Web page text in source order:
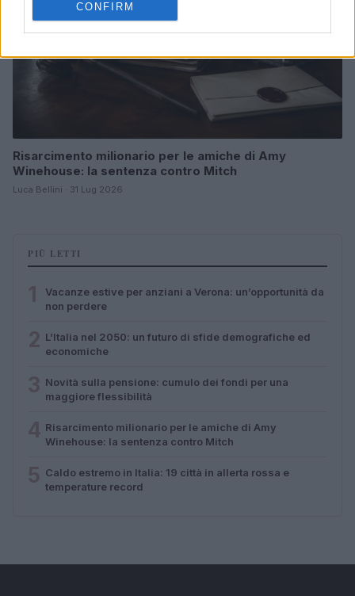
CONFIRM
Risarcimento milionario per le amiche di Amy
Winehouse: la sentenza contro Mitch
Luca Bellini · 31 Lug 2026
PIÙ LETTI
Vacanze estive per anziani a Verona: un’opportunità da
non perdere
L’Italia nel 2050: un futuro di sfide demografiche ed
economiche
Novità sulla pensione: cumulo dei fondi per una
maggiore flessibilità
Risarcimento milionario per le amiche di Amy
Winehouse: la sentenza contro Mitch
Caldo estremo in Italia: 19 città in allerta rossa e
temperature record